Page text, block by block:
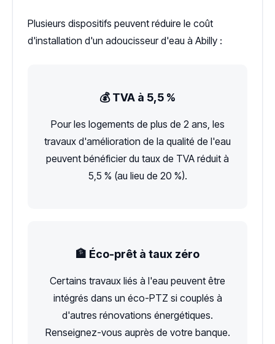
Plusieurs dispositifs peuvent réduire le coût
d'installation d'un adoucisseur d'eau à Abilly :
💰 TVA à 5,5 %
Pour les logements de plus de 2 ans, les
travaux d'amélioration de la qualité de l'eau
peuvent bénéficier du taux de TVA réduit à
5,5 % (au lieu de 20 %).
🏦 Éco-prêt à taux zéro
Certains travaux liés à l'eau peuvent être
intégrés dans un éco-PTZ si couplés à
d'autres rénovations énergétiques.
Renseignez-vous auprès de votre banque.